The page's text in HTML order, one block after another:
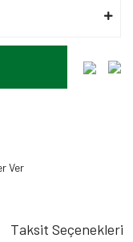
Ver
Taksit Seçenekleri